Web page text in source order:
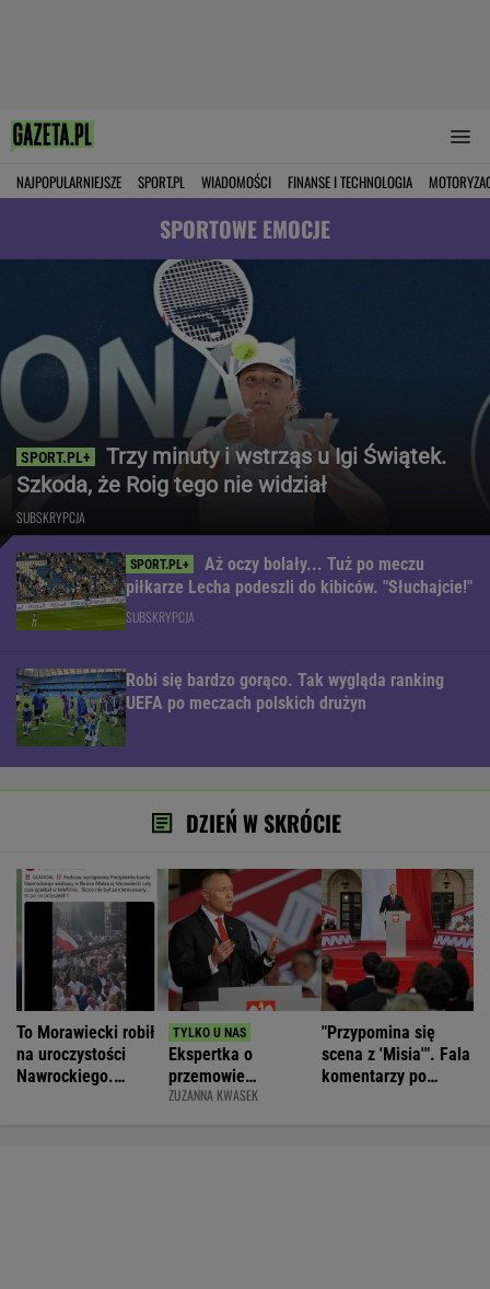
NAJPOPULARNIEJSZE SPORT.PL WIADOMOŚCI FINANSE I TECHNOLOGIA
SPORTOWE EMOCJE
Trzy minuty i wstrząs u Igi Świątek.
Szkoda, że Roig tego nie widział
SUBSKRYPCJA
Aż oczy bolały... Tuż po meczu
piłkarze Lecha podeszli do kibiców. "Słuchajcie!"
SUBSKRYPCJA
Robi się bardzo gorąco. Tak wygląda ranking
UEFA po meczach polskich drużyn
DZIEŃ W SKRÓCIE
To Morawiecki robił
na uroczystości
Nawrockiego.
Ekspertka o
przemowie
Nawrockiego.
ZUZANNA KWASEK
"Przypomina się
scena z 'Misia'". Fala
komentarzy po